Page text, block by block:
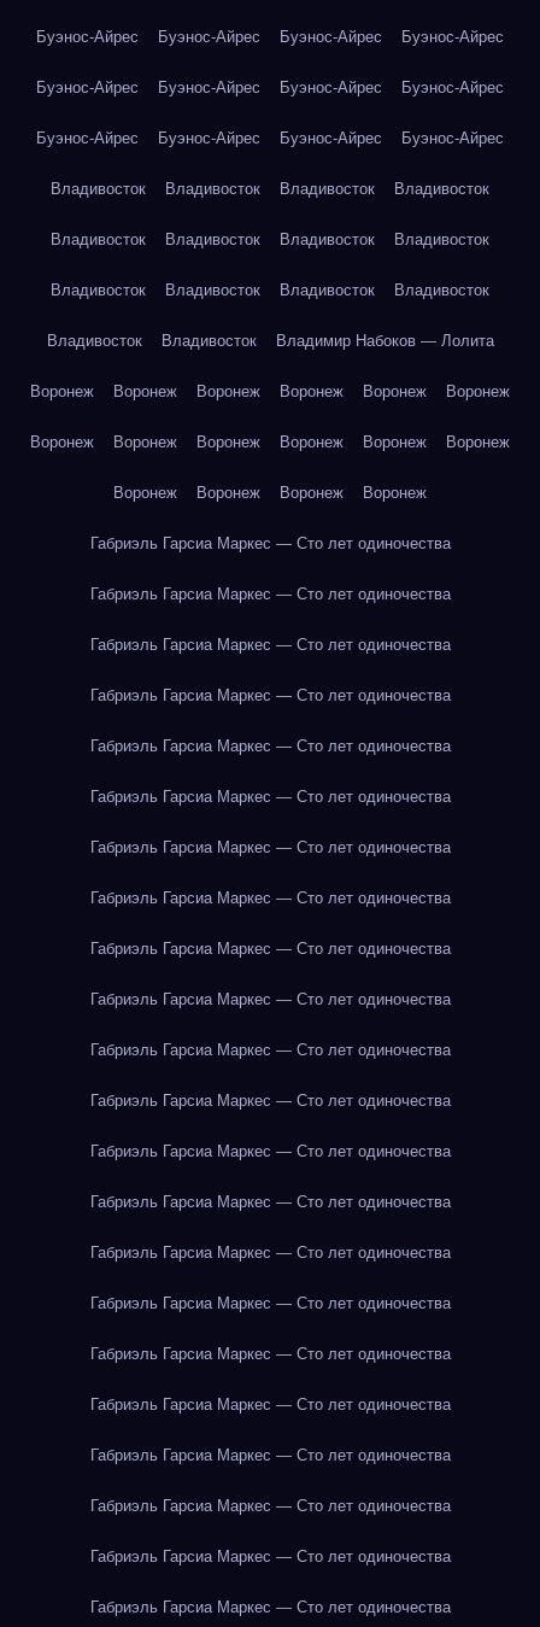
Буэнос-Айрес Буэнос-Айрес Буэнос-Айрес Буэнос-Айрес
Буэнос-Айрес Буэнос-Айрес Буэнос-Айрес Буэнос-Айрес
Буэнос-Айрес Буэнос-Айрес Буэнос-Айрес Буэнос-Айрес
Владивосток Владивосток Владивосток Владивосток
Владивосток Владивосток Владивосток Владивосток
Владивосток Владивосток Владивосток Владивосток
Владивосток Владивосток Владимир Набоков — Лолита
Воронеж Воронеж Воронеж Воронеж Воронеж Воронеж
Воронеж Воронеж Воронеж Воронеж Воронеж Воронеж
Воронеж Воронеж Воронеж Воронеж
Габриэль Гарсиа Маркес — Сто лет одиночества
Габриэль Гарсиа Маркес — Сто лет одиночества
Габриэль Гарсиа Маркес — Сто лет одиночества
Габриэль Гарсиа Маркес — Сто лет одиночества
Габриэль Гарсиа Маркес — Сто лет одиночества
Габриэль Гарсиа Маркес — Сто лет одиночества
Габриэль Гарсиа Маркес — Сто лет одиночества
Габриэль Гарсиа Маркес — Сто лет одиночества
Габриэль Гарсиа Маркес — Сто лет одиночества
Габриэль Гарсиа Маркес — Сто лет одиночества
Габриэль Гарсиа Маркес — Сто лет одиночества
Габриэль Гарсиа Маркес — Сто лет одиночества
Габриэль Гарсиа Маркес — Сто лет одиночества
Габриэль Гарсиа Маркес — Сто лет одиночества
Габриэль Гарсиа Маркес — Сто лет одиночества
Габриэль Гарсиа Маркес — Сто лет одиночества
Габриэль Гарсиа Маркес — Сто лет одиночества
Габриэль Гарсиа Маркес — Сто лет одиночества
Габриэль Гарсиа Маркес — Сто лет одиночества
Габриэль Гарсиа Маркес — Сто лет одиночества
Габриэль Гарсиа Маркес — Сто лет одиночества
Габриэль Гарсиа Маркес — Сто лет одиночества